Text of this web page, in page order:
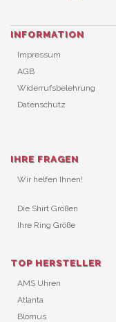
INFORMATION
Impressum
AGB
Widerrufsbelehrung
Datenschutz
IHRE FRAGEN
Wir helfen Ihnen!
Die Shirt Größen
Ihre Ring Größe
TOP HERSTELLER
AMS Uhren
Atlanta
Blomus